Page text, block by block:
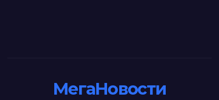
МегаНовости